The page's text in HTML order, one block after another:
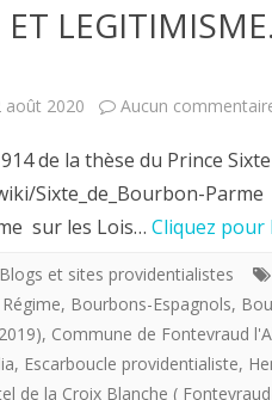
ET
août 2020 Aucun
de la thèse du Prince
Sixte_de_Bourbon-
sur les Lois… Cliquez pour
Blogs et sites providentialistes
, Bourbons-Espagnols,
, Commune de Fontevraud
, Escarboucle providentialiste,
de la Croix Blanche (